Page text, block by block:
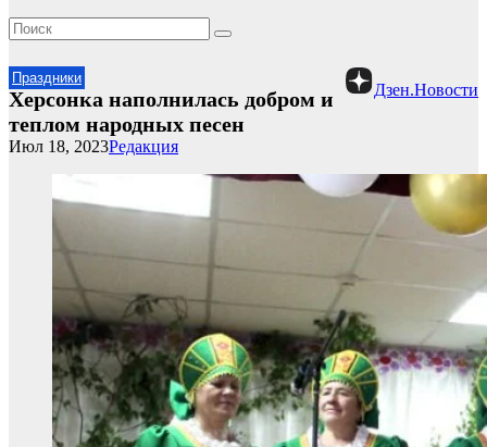
Праздники
Дзен.Новости
Херсонка наполнилась добром и
теплом народных песен
Редакция
Июл 18, 2023